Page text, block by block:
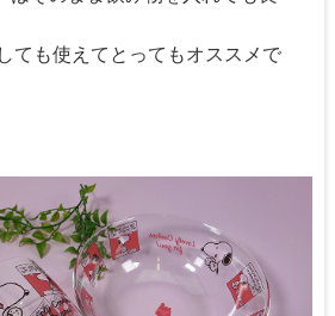
ても使えてとってもオススメで